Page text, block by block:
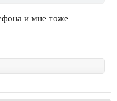
и мне тоже